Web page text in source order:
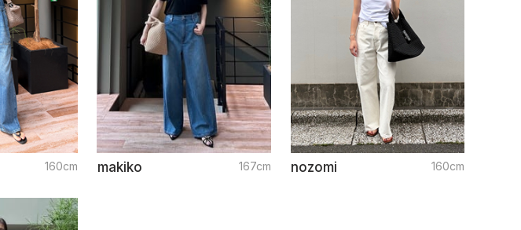
160cm makiko 167cm nozomi 160cm